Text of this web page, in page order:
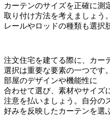
カーテンのサイズを正確に測
取り付け方法を考えましょう
レールやロッドの種類も選択
注文住宅を建てる際に、カー
選択は重要な要素の一つです。
部屋のデザインや機能性に
合わせて選び、素材やサイズ
注意を払いましょう。自分の
好みを反映したカーテンを選